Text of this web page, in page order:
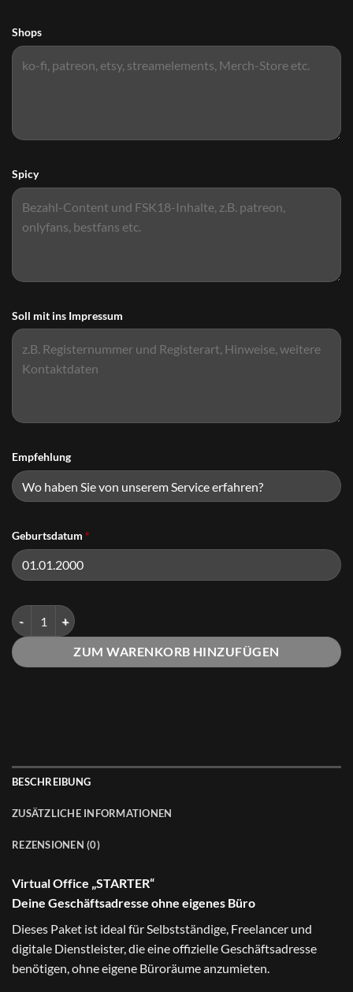
Shops
Spicy
Soll mit ins Impressum
Empfehlung
Geburtsdatum *
Virtual Office "STARTER" Menge
ZUM WARENKORB HINZUFÜGEN
BESCHREIBUNG
ZUSÄTZLICHE INFORMATIONEN
REZENSIONEN (0)
Virtual Office „STARTER“
Deine Geschäftsadresse ohne eigenes Büro
Dieses Paket ist ideal für Selbstständige, Freelancer und
digitale Dienstleister, die eine offizielle Geschäftsadresse
benötigen, ohne eigene Büroräume anzumieten.